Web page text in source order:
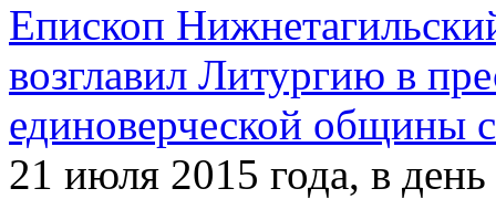
Епископ
возглавил Литургию в
единоверческой общины
21 июля 2015 года, в